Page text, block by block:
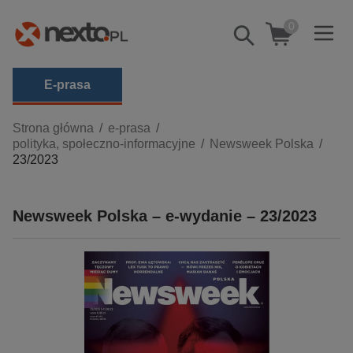
Pokaż/schowaj
wyszukiwarkę
0
E-prasa
Kategorie
Zobacz wszystkie E-prasa
biznesowe, branżowe, gospodarka
dzienniki
edukacja
hobby, sport, rozrywka
komputery, internet, technologie, informatyka
Strona główna
e-prasa
polityka, społeczno-informacyjne
Newsweek Polska
23/2023
Newsweek Polska – e-wydanie – 23/2023